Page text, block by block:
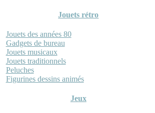
Jouets rétro
Jouets des années 80
Gadgets de bureau
Jouets musicaux
Jouets traditionnels
Peluches
Figurines dessins animés
Jeux